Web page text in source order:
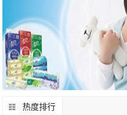
热度排行